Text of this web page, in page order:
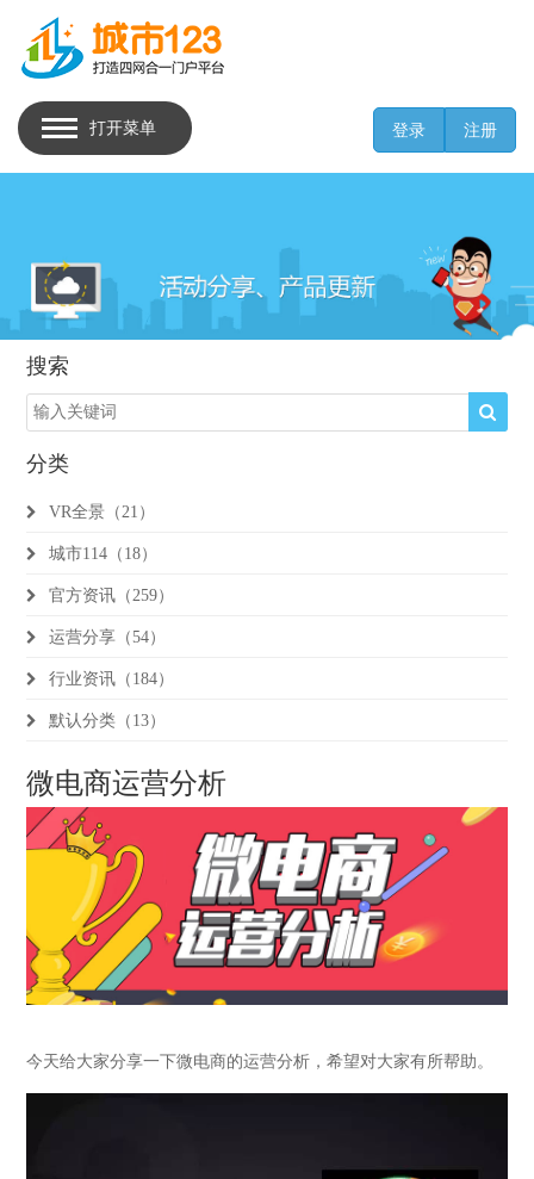
打开菜单 登录 注册
搜索
分类
VR全景（21）
城市114（18）
官方资讯（259）
运营分享（54）
行业资讯（184）
默认分类（13）
微电商运营分析
今天给大家分享一下微电商的运营分析，希望对大家有所帮助。